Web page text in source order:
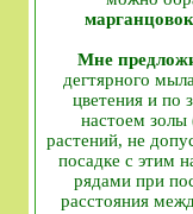
Мне
дегтярного
цветения и по
настоем
растений, не
посадке с этим
рядами при
расстояния